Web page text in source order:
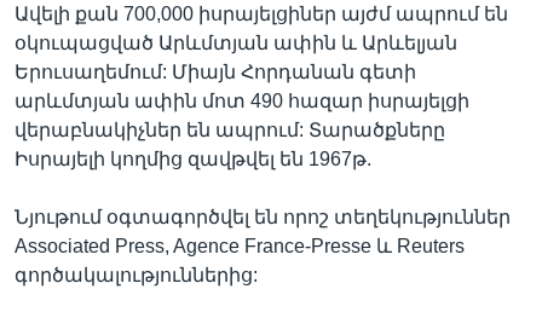
Ավելի քան 700,000 իսրայելցիներ այժմ ապրում են
օկուպացված Արևմտյան ափին և Արևելյան
Երուսաղեմում: Միայն Հորդանան գետի
արևմտյան ափին մոտ 490 հազար իսրայելցի
վերաբնակիչներ են ապրում: Տարածքները
Իսրայելի կողմից զավթվել են 1967թ.
Նյութում օգտագործվել են որոշ տեղեկություններ
Associated Press, Agence France-Presse և Reuters
գործակալություններից: